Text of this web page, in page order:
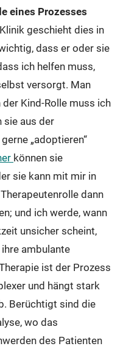
eines Prozesses
geschieht dies in
dass er oder sie
ich helfen muss,
versorgt. Man
Kind-Rolle muss ich
sie aus der
„adoptieren“
können sie
sie kann mit mir in
dann
und ich werde, wann
unsicher scheint,
ambulante
ist der Prozess
und hängt stark
Berüchtigt sind die
wo das
des Patienten